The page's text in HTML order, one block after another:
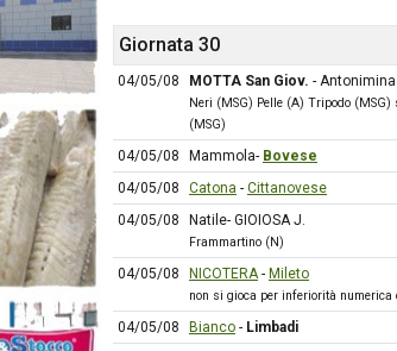
Giornata 30
04/05/08 MOTTA San Giov. - Antonimina
Neri (MSG) Pelle (A) Tripodo (MSG)
(MSG)
04/05/08 Mammola- Bovese
04/05/08
Catona - Cittanovese
04/05/08
Natile- GIOIOSA J.
Frammartino (N)
04/05/08 NICOTERA- Mileto
non si gioca per inferiorità numerica
04/05/08 Bianco - Limbadi